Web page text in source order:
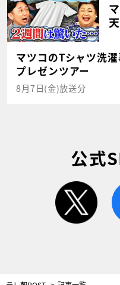
マツコのTシャツ洗
プレゼンツアー
8月7日(金)放送分
公式